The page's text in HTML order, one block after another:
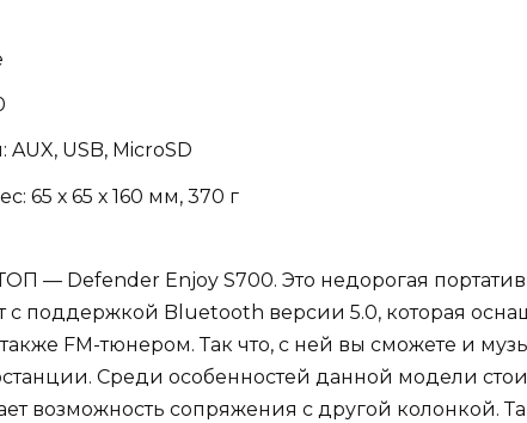
USB, MicroSD
65 х 65 х 160 мм, 370 г
— Defender Enjoy S700. Это недорогая
с поддержкой Bluetooth версии 5.0, которая
FM-тюнером. Так что, с ней вы сможете и
Среди особенностей данной модели
возможность сопряжения с другой колонкой.